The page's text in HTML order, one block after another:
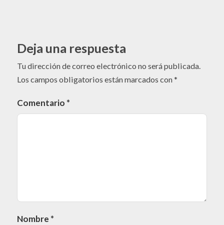
Deja una respuesta
Tu dirección de correo electrónico no será publicada.
Los campos obligatorios están marcados con*
Comentario *
Nombre *